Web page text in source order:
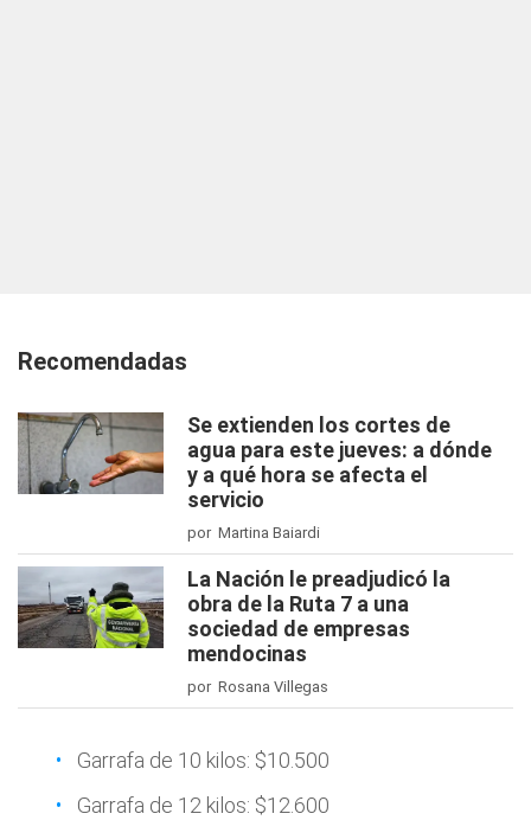
Recomendadas
Se extienden los cortes de
agua para este jueves: a dónde
y a qué hora se afecta el
servicio
por Martina Baiardi
La Nación le preadjudicó la
obra de la Ruta 7 a una
sociedad de empresas
mendocinas
por Rosana Villegas
Garrafa de 10 kilos: $10.500
Garrafa de 12 kilos: $12.600